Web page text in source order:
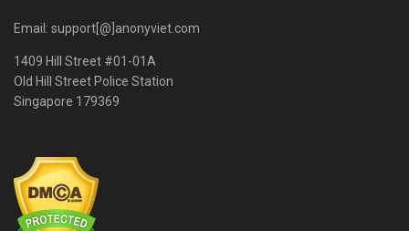
Email: support[@]anonyviet.com
1409 Hill Street #01-01A
Old Hill Street Police Station
Singapore 179369